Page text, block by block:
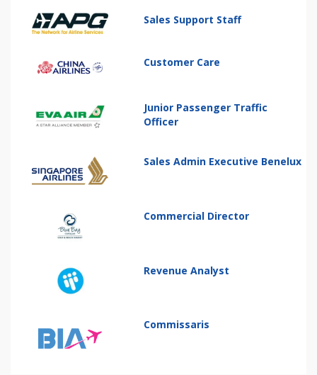
Sales Support Staff
Customer Care
Junior Passenger Traffic
Officer
Sales Admin Executive Benelux
Commercial Director
Revenue Analyst
Commissaris